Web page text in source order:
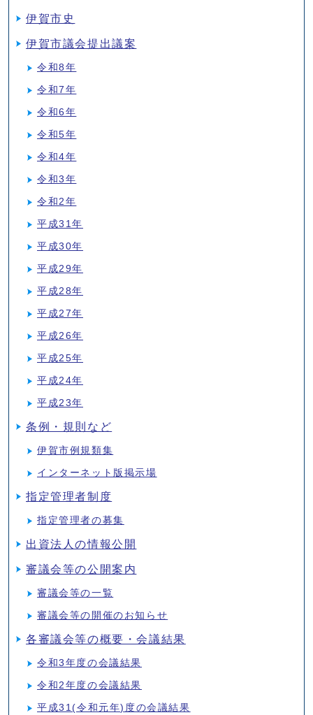
伊賀市史
伊賀市議会提出議案
令和8年
令和7年
令和6年
令和5年
令和4年
令和3年
令和2年
平成31年
平成30年
平成29年
平成28年
平成27年
平成26年
平成25年
平成24年
平成23年
条例・規則など
伊賀市例規類集
インターネット版掲示場
指定管理者制度
指定管理者の募集
出資法人の情報公開
審議会等の公開案内
審議会等の一覧
審議会等の開催のお知らせ
各審議会等の概要・会議結果
令和3年度の会議結果
令和2年度の会議結果
平成31(令和元年)度の会議結果